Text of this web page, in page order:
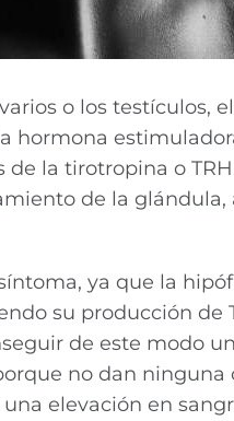
o los testículos,
hormona
la tirotropina o
de la
ya que la
su producción de
de este modo
no dan
elevación en